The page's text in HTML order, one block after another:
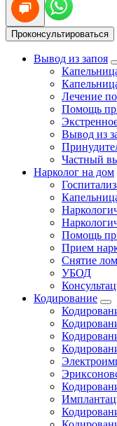
Проконсультироваться
Вывод из запоя
Лечение
Помощь
Вывод из
Частный
Нарколог на дом
Помощь
Прием
Снятие
УБОД
Кодирование